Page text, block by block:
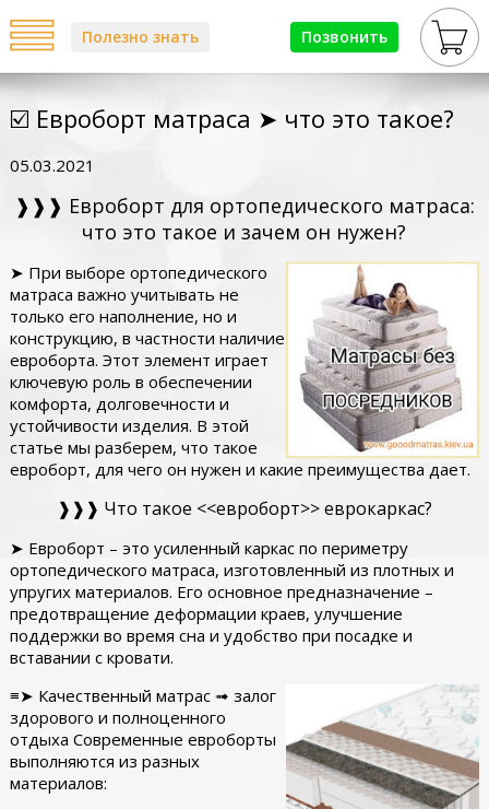
Позвонить
Полезно знать
☑️ Евроборт матраса ➤ что это такое?
05.03.2021
❱❱❱ Евроборт для ортопедического матраса:
что это такое и зачем он нужен?
➤ При выборе ортопедического
матраса важно учитывать не
только его наполнение, но и
конструкцию, в частности наличие
евроборта. Этот элемент играет
ключевую роль в обеспечении
комфорта, долговечности и
устойчивости изделия. В этой
статье мы разберем, что такое
евроборт, для чего он нужен и какие преимущества дает.
❱❱❱ Что такое <<евроборт>> еврокаркас?
➤ Евроборт – это усиленный каркас по периметру
ортопедического матраса, изготовленный из плотных и
упругих материалов. Его основное предназначение –
предотвращение деформации краев, улучшение
поддержки во время сна и удобство при посадке и
вставании с кровати.
≡➤ Качественный матрас ➟ залог
здорового и полноценного
отдыха Современные евроборты
выполняются из разных
материалов: